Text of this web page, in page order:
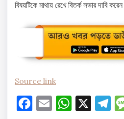
বিষয়টিকে মাথায় রেখে বিতর্ক সভার দাবি
Source link
Facebook
EmailX